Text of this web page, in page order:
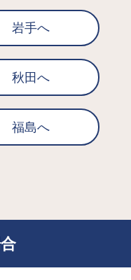
岩手へ
秋田へ
福島へ